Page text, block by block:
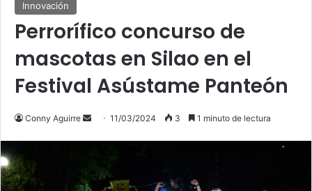
Innovación
Perrorífico concurso de
mascotas en Silao en el
Festival Asústame Panteón
Conny Aguirre 11/03/2024 3 1 minuto de lectura